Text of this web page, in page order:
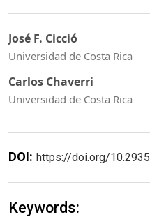
José F. Cicció
Universidad de Costa Rica
Carlos Chaverri
Universidad de Costa Rica
DOI: https://doi.org/
Keywords: